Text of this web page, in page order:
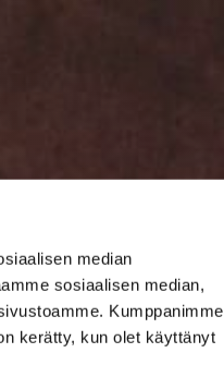
median
sosiaalisen median,
Kumppanimme
kerätty, kun olet käyttänyt